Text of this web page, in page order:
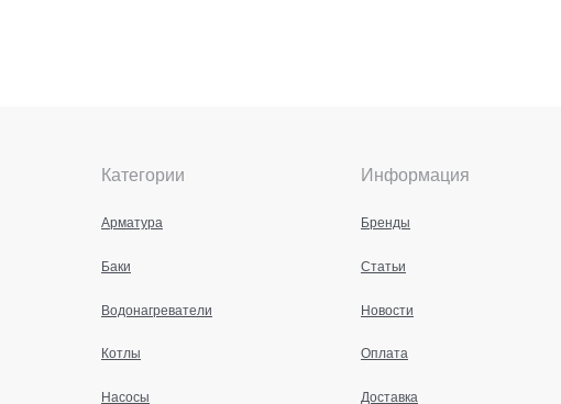
Категории
Арматура
Баки
Водонагреватели
Котлы
Насосы
Информация
Бренды
Статьи
Новости
Оплата
Доставка